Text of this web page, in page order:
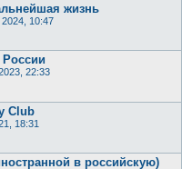
жизнь
10:47
России
22:33
Club
18:31
в российскую)